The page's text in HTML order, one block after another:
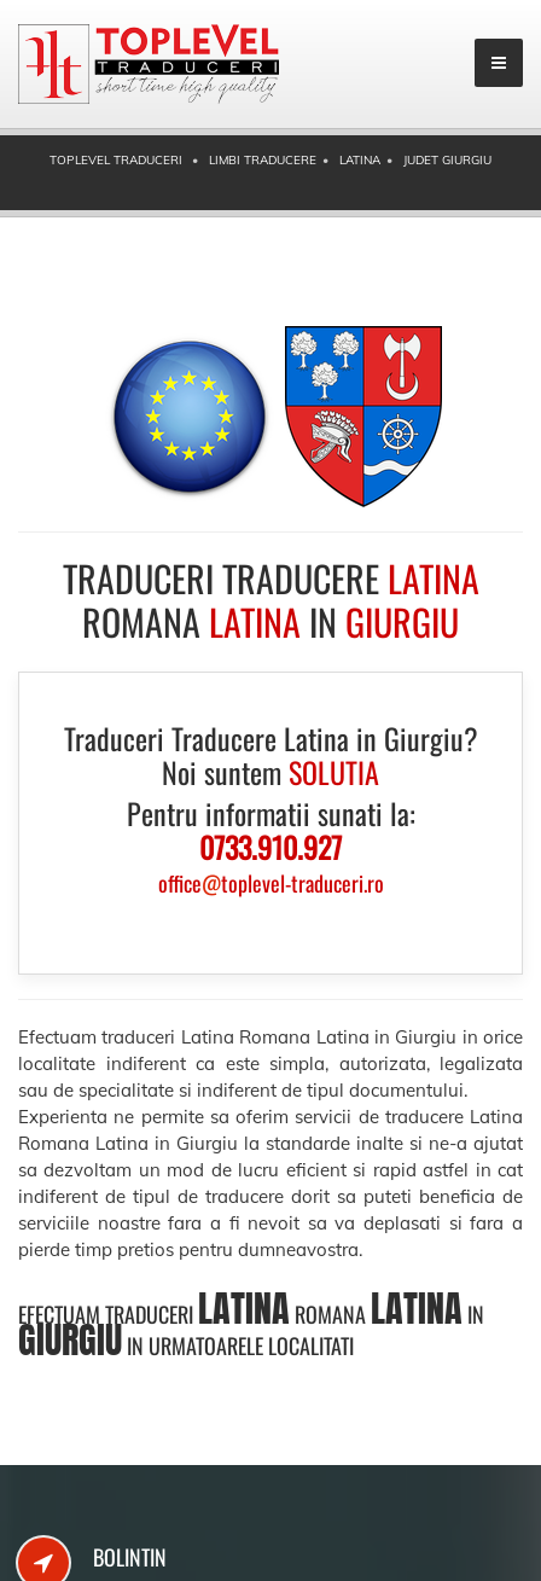
TOPLEVEL TRADUCERI LIMBI TRADUCERE LATINA JUDET GIURGIU
TRADUCERI TRADUCERELATINA
ROMANA LATINA IN GIURGIU
Traduceri Traducere Latina in Giurgiu?
Noi suntem SOLUTIA
Pentru informatii sunati la:
0733.910.927
office@toplevel-traduceri.ro
Efectuam traduceri Latina Romana Latina in Giurgiu in orice
localitate indiferent ca este simpla, autorizata, legalizata
sau de specialitate si indiferent de tipul documentului.
Experienta ne permite sa oferim servicii de traducere Latina
Romana Latina in Giurgiu la standarde inalte si ne-a ajutat
sa dezvoltam un mod de lucru eficient si rapid astfel in cat
indiferent de tipul de traducere dorit sa puteti beneficia de
serviciile noastre fara a fi nevoit sa va deplasati si fara a
pierde timp pretios pentru dumneavostra.
EFECTUAM TRADUCERILATINA ROMANALATINA IN
GIURGIUIN URMATOARELE LOCALITATI
BOLINTIN